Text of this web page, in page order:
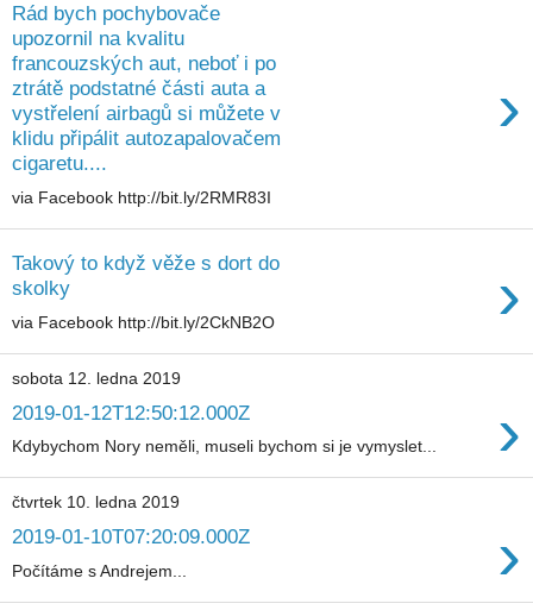
Rád bych pochybovače
upozornil na kvalitu
francouzských aut, neboť i po
ztrátě podstatné části auta a
vystřelení airbagů si můžete v
klidu připálit autozapalovačem
cigaretu....
›
via Facebook http://bit.ly/2RMR83I
Takový to když věže s dort do
skolky
›
via Facebook http://bit.ly/2CkNB2O
sobota 12. ledna 2019
2019-01-12T12:50:12.000Z ›
Kdybychom Nory neměli, museli bychom si je vymyslet...
čtvrtek 10. ledna 2019
2019-01-10T07:20:09.000Z ›
Počítáme s Andrejem...